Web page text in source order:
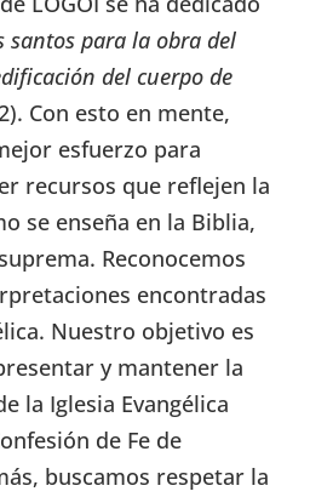
santos para la obra del
del cuerpo de
Con esto en mente,
esfuerzo para
recursos que reflejen la
se enseña en la Biblia,
Reconocemos
encontradas
Nuestro objetivo es
y mantener la
la Iglesia Evangélica
de Fe de
buscamos respetar la